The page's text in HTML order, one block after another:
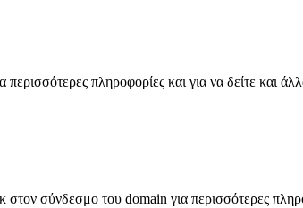
πληροφορίες και για να δείτε και
σύνδεσμο του domain για περισσότερες